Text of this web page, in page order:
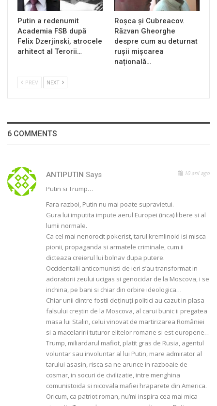
Putin a redenumit
Academia FSB după
Felix Dzerjinski, atrocele
arhitect al Terorii…
Roșca și Cubreacov.
Răzvan Gheorghe
despre cum au deturnat
rușii mișcarea
națională…
PREV NEXT
6 COMMENTS
ANTIPUTIN Says 10 ani ago
Putin si Trump…
Fara razboi, Putin nu mai poate supravietui.
Gura lui imputita impute aerul Europei (inca) libere si al
lumii normale.
Ca cel mai nenorocit pokerist, tarul kremlinoid isi misca
pionii, propaganda si armatele criminale, cum ii
dicteaza creierul lui bolnav dupa putere.
Occidentalii anticomunisti de ieri s’au transformat in
adoratorii zeului ucigas si genocidar de la Moscova, i se
inchina, pe bani si chiar din orbire ideologica…
Chiar unii dintre fostii deținuți politici au cazut in plasa
falsului creştin de la Moscova, al carui bunic ii pregatea
masa lui Stalin, celui vinovat de martirizarea României
si a macelaririi tuturor elitelor romane si est europene…
Trump, miliardarul mafiot, platit gras de Rusia, agentul
voluntar sau involuntar al lui Putin, mare admirator al
tarului asasin, risca sa ne arunce in razboaie de
cosmar, in socuri de civilizatie, intre menghina
comunistoida si nicovala mafiei hraparete din America.
Oricum, ca patriot roman, nu’mi inspira cea mai mica